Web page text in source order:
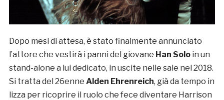
Dopo mesi di attesa, è stato finalmente annunciato
l’attore che vestirà i panni del giovane Han Soloin un
stand-alone a lui dedicato, in uscite nelle sale nel 2018.
Si tratta del 26enne Alden Ehrenreich, già da tempo in
lizza per ricoprire il ruolo che fece diventare Harrison